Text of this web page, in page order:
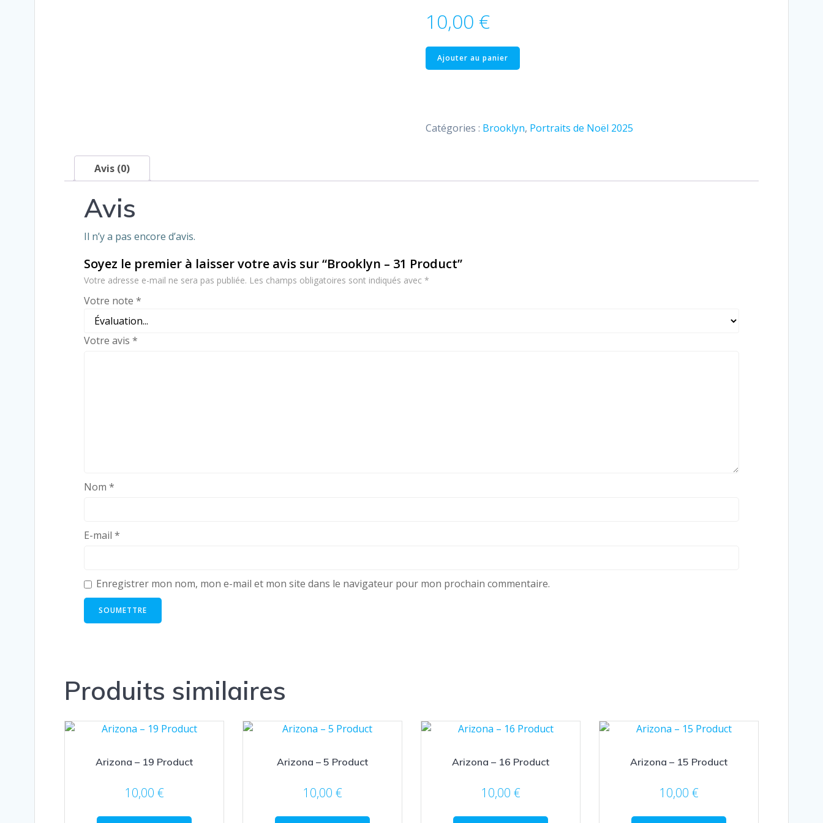
10,00 €
quantité
de
Product
Ajouter au panier
Catégories : Brooklyn, Portraits de Noël 2025
Avis (0)
Avis
Il n’y a pas encore d’avis.
Soyez le premier à laisser votre avis sur “Brooklyn – 31 Product”
Votre adresse e-mail ne sera pas publiée. Les champs obligatoires sont indiqués avec *
Votre note *
Votre avis *
Nom *
E-mail *
Enregistrer mon nom, mon e-mail et mon site dans le navigateur pour mon prochain commentaire.
Produits similaires
Arizona – 19 Product
10,00 €
Arizona – 5 Product
10,00 €
Arizona – 16 Product
10,00 €
Arizona – 15 Product
10,00 €